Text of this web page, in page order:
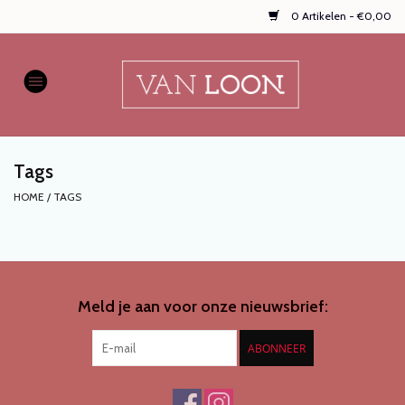
0 Artikelen - €0,00
Home
AUTOPARFUMS
WASPARFUMS
HANDZEPEN, TEXTIELSPRAYS,
Tags
HOME / TAGS
Meld je aan voor onze nieuwsbrief:
ABONNEER